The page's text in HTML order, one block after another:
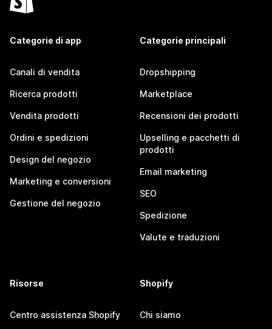
Categorie di app
Canali di vendita
Ricerca prodotti
Vendita prodotti
Ordini e spedizioni
Design del negozio
Marketing e conversioni
Gestione del negozio
Categorie principali
Dropshipping
Marketplace
Recensioni dei prodotti
Upselling e pacchetti di
prodotti
Email marketing
SEO
Spedizione
Valute e traduzioni
Risorse
Centro assistenza Shopify
Shopify
Chi siamo